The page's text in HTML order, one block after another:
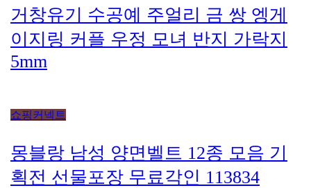
거창유기 수공예 주얼리 금 쌍 엥게
이지링 커플 우정 모녀 반지 가락지
5mm
쇼핑커넥트
몽블랑 남성 양면벨트 12종 모음 기
획전 선물포장 무료각인 113834